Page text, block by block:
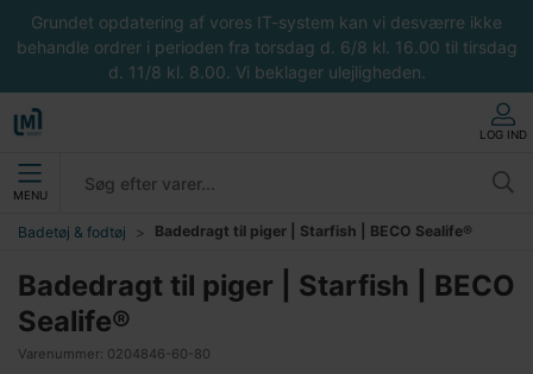
Grundet opdatering af vores IT-system kan vi desværre ikke
behandle ordrer i perioden fra torsdag d. 6/8 kl. 16.00 til tirsdag
d. 11/8 kl. 8.00. Vi beklager ulejligheden.
LOG IND
MENU
Badetøj & fodtøj Badedragt til piger | Starfish | BECO Sealife®
Badedragt til piger | Starfish | BECO
Sealife®
Varenummer: 0204846-60-80